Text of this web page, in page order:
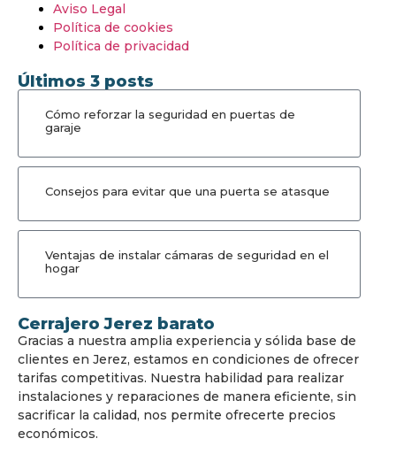
Aviso Legal
Política de cookies
Política de privacidad
Últimos 3 posts
Cómo reforzar la seguridad en puertas de
garaje
Consejos para evitar que una puerta se atasque
Ventajas de instalar cámaras de seguridad en el
hogar
Cerrajero Jerez barato
Gracias a nuestra amplia experiencia y sólida base de
clientes en Jerez, estamos en condiciones de ofrecer
tarifas competitivas. Nuestra habilidad para realizar
instalaciones y reparaciones de manera eficiente, sin
sacrificar la calidad, nos permite ofrecerte precios
económicos.